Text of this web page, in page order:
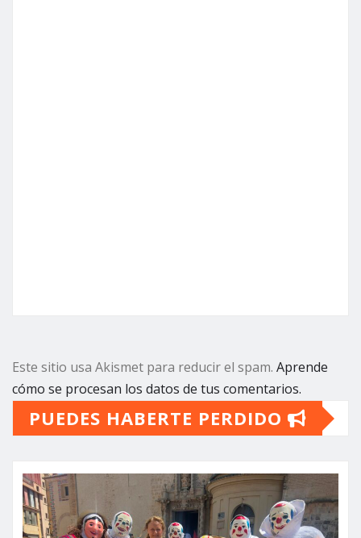
Este sitio usa Akismet para reducir el spam. Aprende
cómo se procesan los datos de tus comentarios.
PUEDES HABERTE PERDIDO